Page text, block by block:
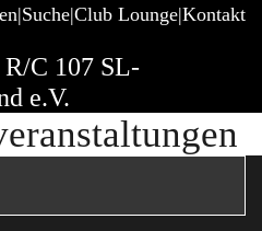
Suche Club Lounge Kontakt
C 107 SL-
e.V.